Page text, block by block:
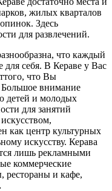
жилых кварталов
Здесь
для развлечений.
что каждый
для себя. В Кераве у Вас
что Вы
Большое внимание
детей и молодых
для занятий
как центр культурных
искусству. Керава
лишь рекламными
коммерческие
рестораны и кафе,